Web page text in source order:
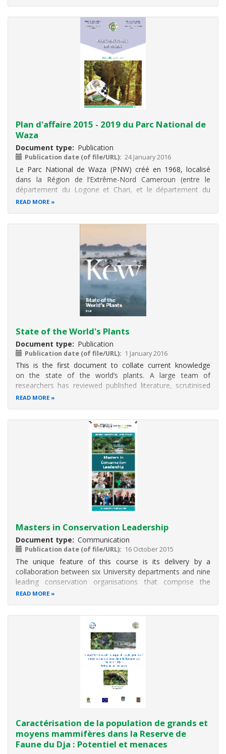
Plan d'affaire 2015 - 2019 du Parc National de
Waza
Document type Publication
Publication date (of file/URL) 24 January 2016
Le Parc National de Waza (PNW) créé en 1968, localisé
dans la Région de l’Extrême-Nord Cameroun (entre le
département du Logone et Chari, et le département du
Diamaré), est situé dans un milieu sahélien et dispose
READ MORE
State of the World's Plants
Document type Publication
Publication date (of file/URL) 1 January 2016
This is the first document to collate current knowledge
on the state of the world’s plants. A large team of
researchers has reviewed published literature, scrutinised
global databases and synthesised new datasets. The
READ MORE
Masters in Conservation Leadership
Document type Communication
Publication date (of file/URL) 16 October 2015
The unique feature of this course is its delivery by a
collaboration between six University departments and nine
leading conservation organisations that comprise the
Cambridge Conservation Initiative.
This full-time, 11-month postgraduate degree course
equips experienced professionals with the
READ MORE
Caractérisation de la population de grands et
moyens mammifères dans la Reserve de
Faune du Dja : Potentiel et menaces